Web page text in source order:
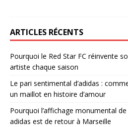
ARTICLES RÉCENTS
Pourquoi le Red Star FC réinvente
artiste chaque saison
Le pari sentimental d’adidas :
un maillot en histoire d’amour
Pourquoi l’affichage monumental
adidas est de retour à Marseille